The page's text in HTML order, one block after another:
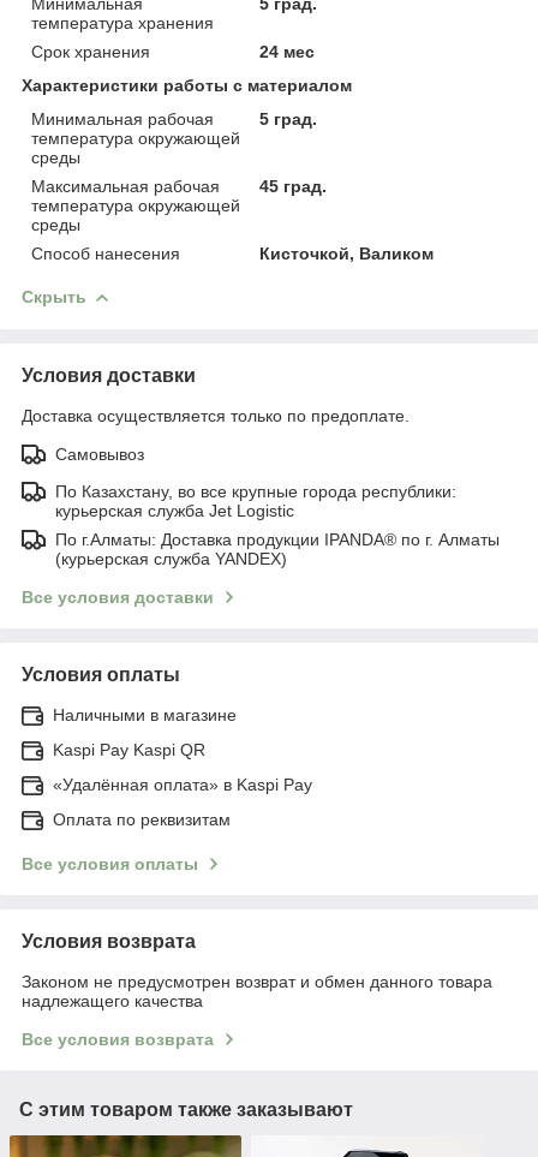
температура хранения
Срок хранения
24 мес
Характеристики работы с материалом
Минимальная рабочая
температура окружающей
среды
5 град.
Максимальная рабочая
температура окружающей
среды
45 град.
Способ нанесения Кисточкой, Валиком
Скрыть
Условия доставки
Доставка осуществляется только по предоплате.
Самовывоз
По Казахстану, во все крупные города республики:
курьерская служба Jet Logistic
По г.Алматы: Доставка продукции IPANDA® по г. Алматы
(курьерская служба YANDEX)
Все условия доставки
Условия оплаты
Наличными в магазине
Kaspi Pay Kaspi QR
«Удалённая оплата» в Kaspi Pay
Оплата по реквизитам
Все условия оплаты
Условия возврата
Законом не предусмотрен возврат и обмен данного товара
надлежащего качества
Все условия возврата
С этим товаром также заказывают